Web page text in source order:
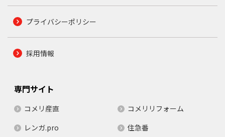
プライバシーポリシー
採用情報
専門サイト
コメリ産直
コメリリフォーム
レンガ.pro
住急番